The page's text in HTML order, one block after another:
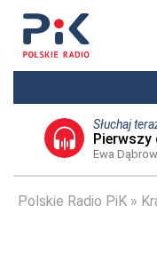
Słuchaj
Pierwszy
Ewa
Polskie Radio PiK